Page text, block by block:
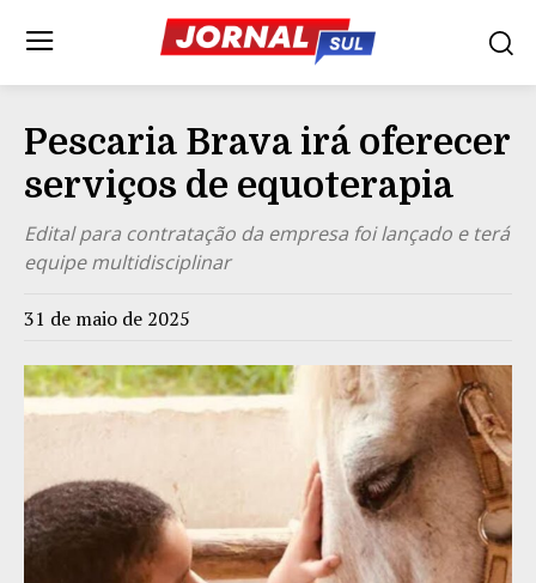
Pescaria Brava irá oferecer
serviços de equoterapia
Edital para contratação da empresa foi lançado e terá
equipe multidisciplinar
31 de maio de 2025